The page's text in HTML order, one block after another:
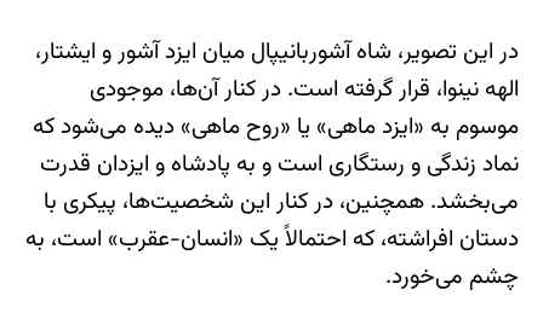
در این تصویر، شاه آشوربانیپال میان ایزد آشور و ایشتار،
الهه نینوا، قرار گرفته است. در کنار آن‌ها، موجودی
موسوم به «ایزد ماهی» یا «روح ماهی» دیده می‌شود که
نماد زندگی و رستگاری است و به پادشاه و ایزدان قدرت
می‌بخشد. همچنین، در کنار این شخصیت‌ها، پیکری با
دستان افراشته، که احتمالاً یک «انسان-عقرب» است، به
چشم می‌خورد.